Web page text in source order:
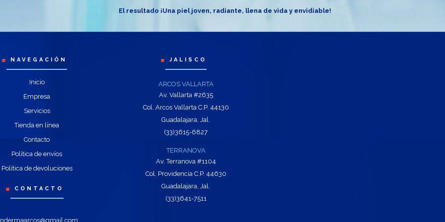
El resultado ¡Una piel joven, radiante, llena de vida y envidiable!
NAVEGACIÓN
Inicio
Empresa
Servicios
Tienda en línea
Contacto
Política de envíos
Política de devoluciones
CONTACTO
JALISCO
ARCOS VALLARTA
Av. Vallarta #2635
Col. Arcos Vallarta C.P. 44130
Guadalajara, Jal.
(33)3615-6827
TERRANOVA
Av. Terranova #1104
Col. Providencia C.P. 44630
Guadalajara, Jal.
(33)3641-7511